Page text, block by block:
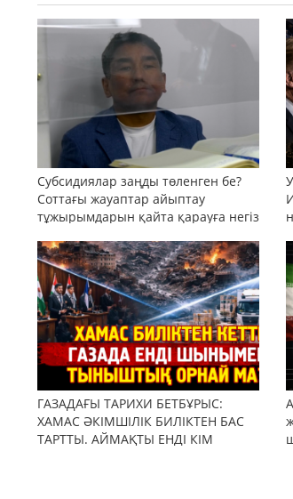
Субсидиялар заңды төленген бе?
Соттағы жауаптар айыптау
тұжырымдарын қайта қарауға негіз
ГАЗАДАҒЫ ТАРИХИ БЕТБҰРЫС:
ХАМАС ӘКІМШІЛІК БИЛІКТЕН БАС
ТАРТТЫ. АЙМАҚТЫ ЕНДІ КІМ